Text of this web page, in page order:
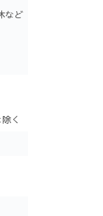
など
く